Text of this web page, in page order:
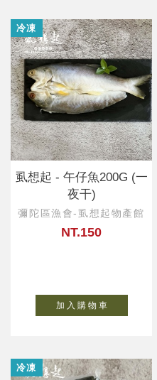
冷凍
虱想起 - 午仔魚200G (一
夜干)
彌陀區漁會-虱想起物產館
NT.150
加 入 購 物 車
冷凍